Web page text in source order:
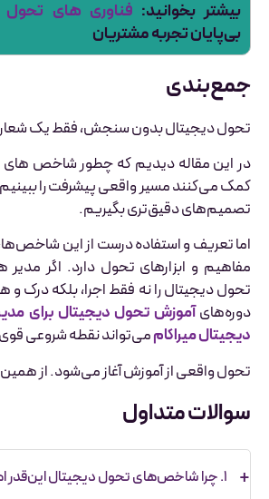
بیشتر بخوانید: فناوری های تحول
بی‌پایان تجربه مشتریان
جمع‌بندی
تحول دیجیتال بدون سنجش، فقط یک
در این مقاله دیدیم که چطور شاخص های
کمک می‌کنند مسیر واقعی پیشرفت را
تصمیم‌های دقیق‌تری بگیریم.
اما تعریف و استفاده درست از این
مفاهیم و ابزارهای تحول دارد. اگر
تحول دیجیتال را نه فقط اجرا، بلکه درک و
دوره‌هایآموزش تحول دیجیتال برای
دیجیتال میراکاممی‌تواند نقطه شروعی قوی
تحول واقعی از آموزش آغاز می‌شود. از
سوالات متداول